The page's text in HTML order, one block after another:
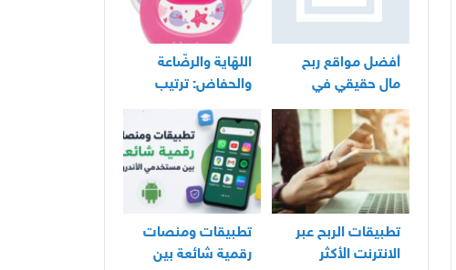
أفضل مواقع ربح
مال حقيقي في
المغرب
اللهّاية والرضّاعة
والحفاض: ترتيب
عملي لأساسيات
العناية اليومية
بالرضيع
تطبيقات الربح عبر
الانترنت الأكثر
تطبيقات ومنصات
رقمية شائعة بين